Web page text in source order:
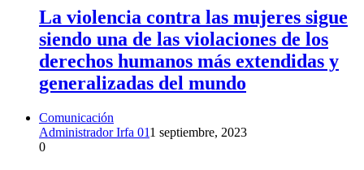
La violencia contra las mujeres sigue
siendo una de las violaciones de los
derechos humanos más extendidas y
generalizadas del mundo
Comunicación
Administrador Irfa 011 septiembre, 2023
0